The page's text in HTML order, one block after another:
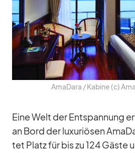
Ama­Dara /​ Ka­bine (c)
Eine Welt der Ent­span­nung
an Bord der lu­xu­riö­sen
tet Platz für bis zu 124 Gäste